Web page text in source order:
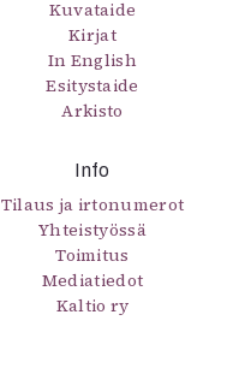
Kuvataide
Kirjat
In English
Esitystaide
Arkisto
Info
Tilaus ja irtonumerot
Yhteistyössä
Toimitus
Mediatiedot
Kaltio ry